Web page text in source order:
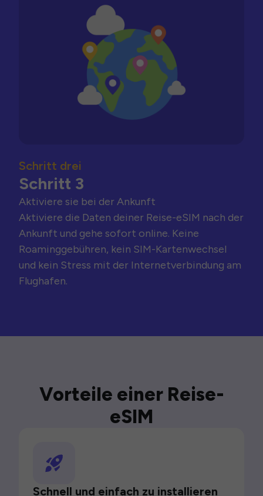
Schritt drei
Schritt 3
Aktiviere sie bei der Ankunft
Aktiviere die Daten deiner Reise-eSIM nach der
Ankunft und gehe sofort online. Keine
Roaminggebühren, kein SIM-Kartenwechsel
und kein Stress mit der Internetverbindung am
Flughafen.
Vorteile einer Reise-
eSIM
Schnell und einfach zu installieren